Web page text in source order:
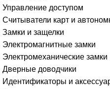
Управление доступом
Считыватели карт и
Замки и защелки
Электромагнитные замки
Электромеханические замки
Дверные доводчики
Идентификаторы и